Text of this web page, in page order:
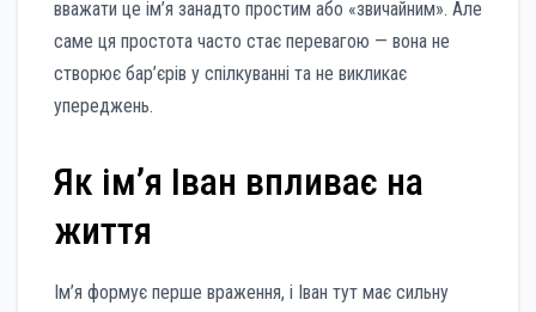
вважати це ім’я занадто простим або «звичайним». Але
саме ця простота часто стає перевагою — вона не
створює бар’єрів у спілкуванні та не викликає
упереджень.
Як ім’я Іван впливає на
життя
Ім’я формує перше враження, і Іван тут має сильну